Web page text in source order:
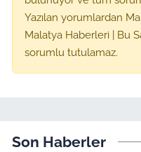
Yazılan yorumlardan
Malatya Haberleri | Bu
sorumlu tutulamaz.
Son Haberler